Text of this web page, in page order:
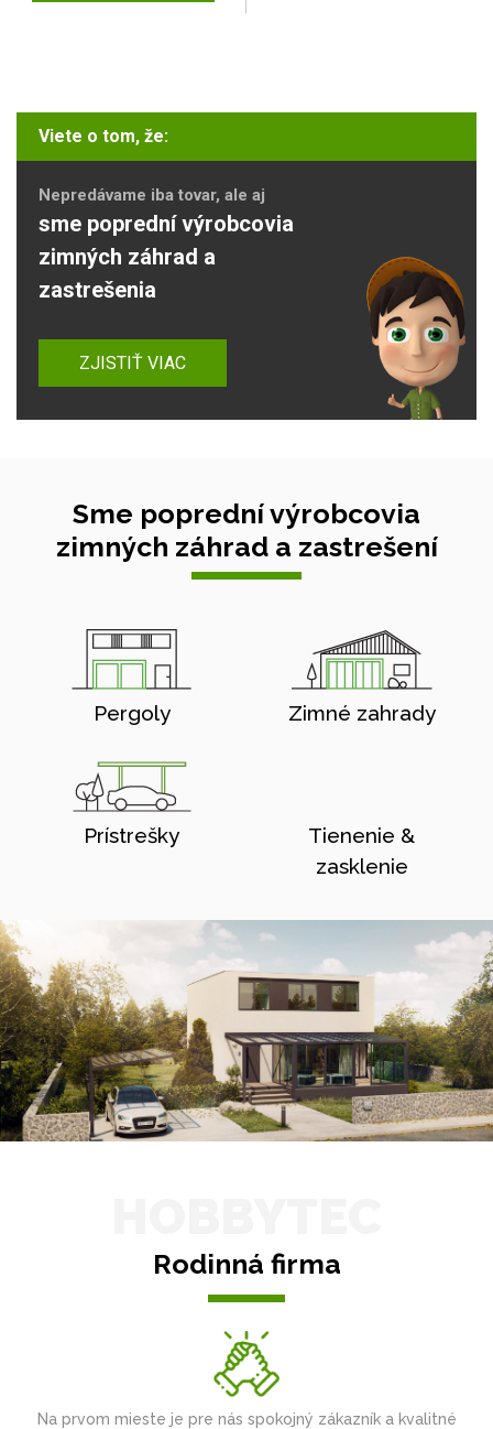
Viete o tom, že:
Nepredávame iba tovar, ale aj
sme poprední výrobcovia
zimných záhrad a
zastrešenia
ZJISTIŤ VIAC
Sme poprední výrobcovia
zimných záhrad a zastrešení
Pergoly Zimné zahrady
Prístrešky
Tienenie &
zasklenie
Rodinná firma
Na prvom mieste je pre nás spokojný zákazník a kvalitné